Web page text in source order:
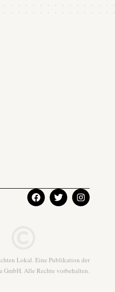
Lokal. Eine Publikation der
GmbH. Alle Rechte vorbehalten.